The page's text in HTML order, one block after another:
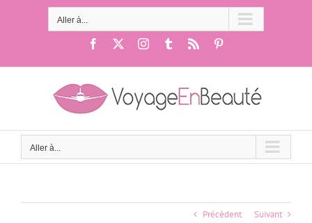
Aller à...
Facebook Instagram
Tumblr
Aller à...
Précédent Suivant